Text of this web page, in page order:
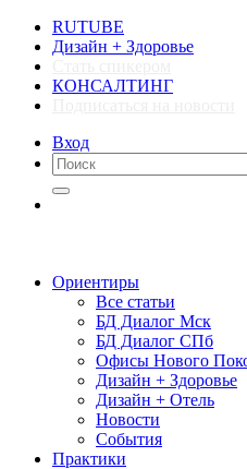
RUTUBE
Дизайн + Здоровье
КОНСАЛТИНГ
Вход
Ориентиры
Все статьи
БД Диалог Мск
БД Диалог СПб
Офисы Нового
Дизайн + Здоровье
Дизайн + Отель
Новости
События
Практики